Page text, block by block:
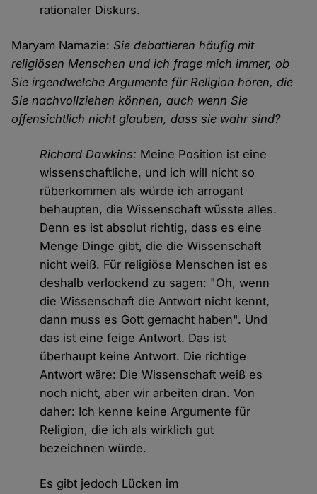
rationaler Diskurs.
Maryam Namazie:Sie debattieren häufig mit
religiösen Menschen und ich frage mich immer, ob
Sie irgendwelche Argumente für Religion hören, die
Sie nachvollziehen können, auch wenn Sie
offensichtlich nicht glauben, dass sie wahr sind?
Richard Dawkins: Meine Position ist eine
wissenschaftliche, und ich will nicht so
rüberkommen als würde ich arrogant
behaupten, die Wissenschaft wüsste alles.
Denn es ist absolut richtig, dass es eine
Menge Dinge gibt, die die Wissenschaft
nicht weiß. Für religiöse Menschen ist es
deshalb verlockend zu sagen: "Oh, wenn
die Wissenschaft die Antwort nicht kennt,
dann muss es Gott gemacht haben". Und
das ist eine feige Antwort. Das ist
überhaupt keine Antwort. Die richtige
Antwort wäre: Die Wissenschaft weiß es
noch nicht, aber wir arbeiten dran. Von
daher: Ich kenne keine Argumente für
Religion, die ich als wirklich gut
bezeichnen würde.
Es gibt jedoch Lücken im